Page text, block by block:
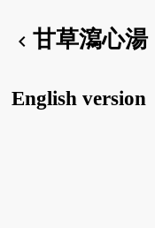
chevron_left 甘草瀉心湯
English version